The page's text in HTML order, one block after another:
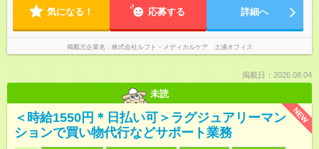
気になる！ 応募する 詳細へ
掲載元企業名 株式会社ルフト・メディカルケア 土浦オフィス
掲載日：2026.08.04
未読
NEW
＜時給1550円＊日払い可＞ラグジュアリーマン
ションで買い物代行などサポート業務